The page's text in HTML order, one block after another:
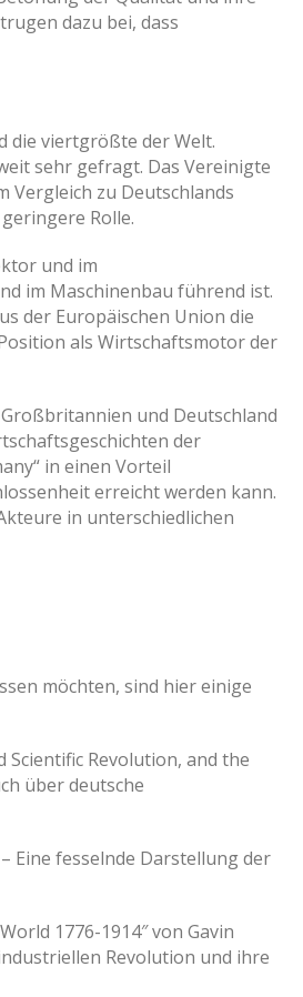
dazu bei, dass
die viertgrößte der Welt.
sehr gefragt. Das Vereinigte
Vergleich zu Deutschlands
Rolle.
und im
im Maschinenbau führend ist.
der Europäischen Union die
als Wirtschaftsmotor der
und Deutschland
der
in einen Vorteil
erreicht werden kann.
in unterschiedlichen
möchten, sind hier einige
Scientific Revolution, and the
über deutsche
Eine fesselnde Darstellung der
1776-1914″ von Gavin
Revolution und ihre